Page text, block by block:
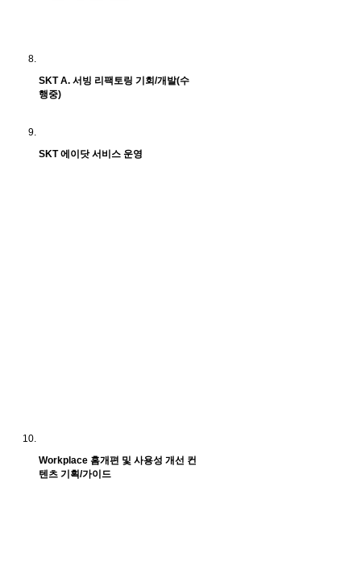
SKT A. 서빙 리팩토링 기회/개발(수
행중)
SKT 에이닷 서비스 운영
Workplace 홈개편 및 사용성 개선 컨
텐츠 기획/가이드